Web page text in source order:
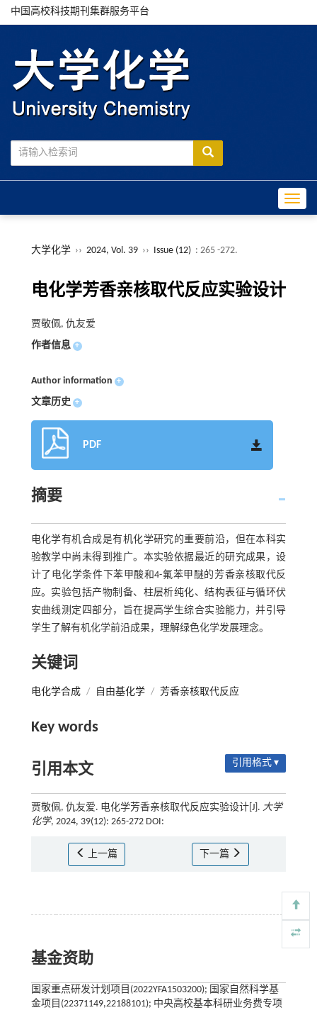
中国高校科技期刊集群服务平台
大学化学 ›› 2024, Vol. 39 ›› Issue (12) : 265 -272.
电化学芳香亲核取代反应实验设计
贾敬佩, 仇友爱
作者信息 +
Author information +
文章历史 +
PDF
摘要
电化学有机合成是有机化学研究的重要前沿，但在本科实
验教学中尚未得到推广。本实验依据最近的研究成果，设
计了电化学条件下苯甲酸和4-氟苯甲醚的芳香亲核取代反
应。实验包括产物制备、柱层析纯化、结构表征与循环伏
安曲线测定四部分，旨在提高学生综合实验能力，并引导
学生了解有机化学前沿成果，理解绿色化学发展理念。
关键词
电化学合成 / 自由基化学 / 芳香亲核取代反应
Key words
引用本文 引用格式 ▾
贾敬佩, 仇友爱. 电化学芳香亲核取代反应实验设计[J]. 大学
化学, 2024, 39(12): 265-272 DOI:
上一篇 下一篇
基金资助
国家重点研发计划项目(2022YFA1503200); 国家自然科学基
金项目(22371149,22188101); 中央高校基本科研业务费专项